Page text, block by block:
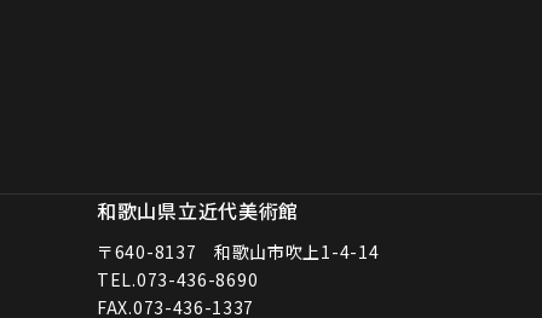
和歌山県立近代美術館
〒640-8137 和歌山市吹上1-4-14
TEL.073-436-8690
FAX.073-436-1337